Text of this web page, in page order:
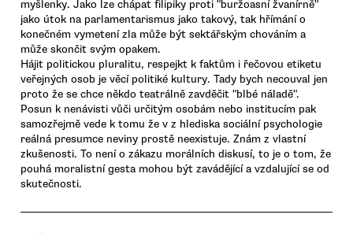
myšlenky. Jako lze chápat filipiky proti "buržoasní žvanírně"
jako útok na parlamentarismus jako takový, tak hřímání o
konečném vymetení zla může být sektářským chováním a
může skončit svým opakem.
Hájit politickou pluralitu, respejkt k faktům i řečovou etiketu
veřejných osob je věcí politiké kultury. Tady bych necouval jen
proto že se chce někdo teatrálně zavděčit "blbé náladě".
Posun k nenávisti vůči určitým osobám nebo institucím pak
samozřejmě vede k tomu že v z hlediska sociální psychologie
reálná presumce neviny prostě neexistuje. Znám z vlastní
zkušenosti. To není o zákazu morálních diskusí, to je o tom, že
pouhá moralistní gesta mohou být zavádějící a vzdalující se od
skutečnosti.